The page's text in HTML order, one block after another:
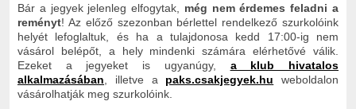
Bár a jegyek jelenleg elfogytak, még nem érdemes feladni a
reményt! Az előző szezonban bérlettel rendelkező szurkolóink
helyét lefoglaltuk, és ha a tulajdonosa kedd 17:00-ig nem
vásárol belépőt, a hely mindenki számára elérhetővé válik.
Ezeket a jegyeket is ugyanúgy, a klub hivatalos
alkalmazásában , illetve a paks.csakjegyek.hu weboldalon
vásárolhatják meg szurkolóink.